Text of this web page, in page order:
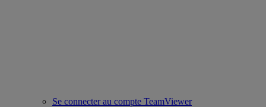
Se connecter au compte TeamViewer